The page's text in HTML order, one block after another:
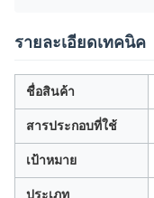
รายละเอียดเทคนิค
ชื่อสินค้า
สารประกอบที่ใช้
เป้าหมาย
ประเภท